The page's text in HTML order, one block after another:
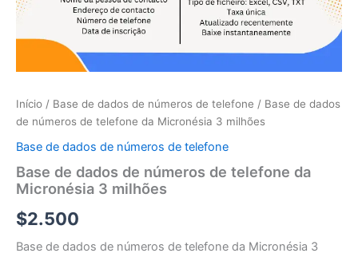
Início / Base de dados de números de telefone / Base de dados
de números de telefone da Micronésia 3 milhões
Base de dados de números de telefone
Base de dados de números de telefone da
Micronésia 3 milhões
$2.500
Base de dados de números de telefone da Micronésia 3
telefone
Micronésia
milhões